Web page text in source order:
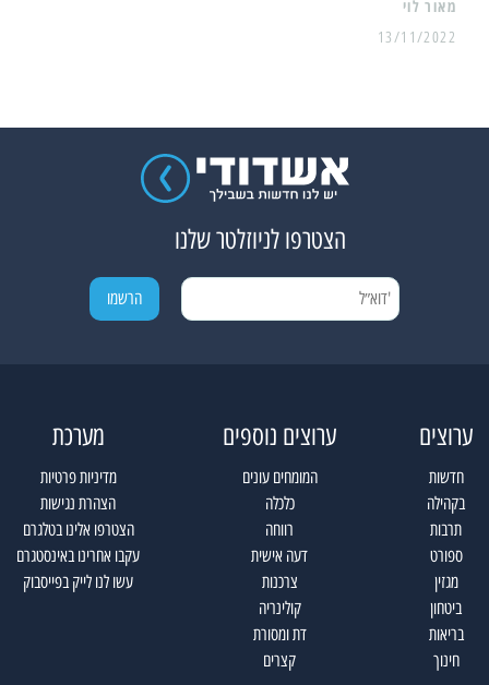
מאור לוי
13/11/2022
הצטרפו לניוזלטר שלנו
ערוצים
חדשות
בקהילה
תרבות
ספורט
מגזין
ביטחון
בריאות
חינוך
ערוצים נוספים
המומחים עונים
כלכלה
רווחה
דעה אישית
צרכנות
קולינריה
דת ומסורת
קצרים
מערכת
מדיניות פרטיות
הצהרת נגישות
הצטרפו אלינו בטלגרם
עקבו אחרינו באינסטגרם
עשו לנו לייק בפייסבוק